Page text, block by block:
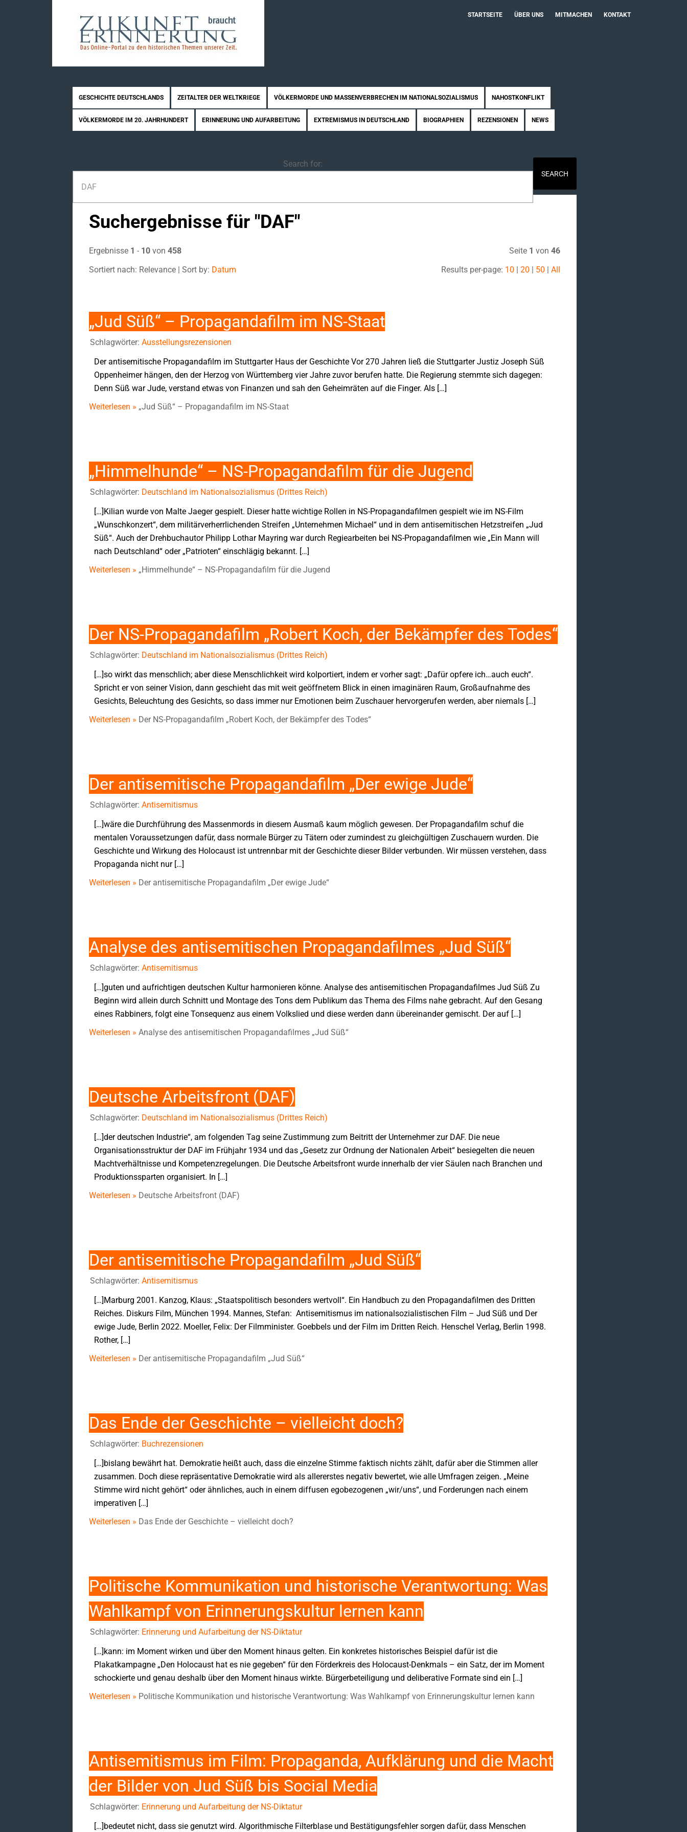
STARTSEITE ÜBER UNS MITMACHEN KONTAKT
GESCHICHTE DEUTSCHLANDS ZEITALTER DER WELTKRIEGE VÖLKERMORDE UND MASSENVERBRECHEN IM NATIONALSOZIALISMUS NAHOSTKONFLIKT
VÖLKERMORDE IM 20. JAHRHUNDERT ERINNERUNG UND AUFARBEITUNG EXTREMISMUS IN DEUTSCHLAND BIOGRAPHIEN REZENSIONEN NEWS
Search for:
Suchergebnisse für "DAF"
Ergebnisse 1 - 10 von 458 Seite 1 von 46
Sortiert nach: Relevance | Sort by: Datum Results per-page: 10 | 20 | 50 | All
„Jud Süß“ – Propagandafilm im NS-Staat
Schlagwörter: Ausstellungsrezensionen
Der antisemitische Propagandafilm im Stuttgarter Haus der Geschichte Vor 270 Jahren ließ die Stuttgarter Justiz Joseph Süß
Oppenheimer hängen, den der Herzog von Württemberg vier Jahre zuvor berufen hatte. Die Regierung stemmte sich dagegen:
Denn Süß war Jude, verstand etwas von Finanzen und sah den Geheimräten auf die Finger. Als […]
Weiterlesen » „Jud Süß“ – Propagandafilm im NS-Staat
„Himmelhunde“ – NS-Propagandafilm für die Jugend
Schlagwörter: Deutschland im Nationalsozialismus (Drittes Reich)
[…]Kilian wurde von Malte Jaeger gespielt. Dieser hatte wichtige Rollen in NS-Propagandafilmen gespielt wie im NS-Film
„Wunschkonzert“, dem militärverherrlichenden Streifen „Unternehmen Michael“ und in dem antisemitischen Hetzstreifen „Jud
Süß“. Auch der Drehbuchautor Philipp Lothar Mayring war durch Regiearbeiten bei NS-Propagandafilmen wie „Ein Mann will
nach Deutschland“ oder „Patrioten“ einschlägig bekannt. […]
Weiterlesen » „Himmelhunde“ – NS-Propagandafilm für die Jugend
Der NS-Propagandafilm „Robert Koch, der Bekämpfer des Todes“
Schlagwörter: Deutschland im Nationalsozialismus (Drittes Reich)
[…]so wirkt das menschlich; aber diese Menschlichkeit wird kolportiert, indem er vorher sagt: „Dafür opfere ich…auch euch“.
Spricht er von seiner Vision, dann geschieht das mit weit geöffnetem Blick in einen imaginären Raum, Großaufnahme des
Gesichts, Beleuchtung des Gesichts, so dass immer nur Emotionen beim Zuschauer hervorgerufen werden, aber niemals […]
Weiterlesen » Der NS-Propagandafilm „Robert Koch, der Bekämpfer des Todes“
Der antisemitische Propagandafilm „Der ewige Jude“
Schlagwörter: Antisemitismus
[…]wäre die Durchführung des Massenmords in diesem Ausmaß kaum möglich gewesen. Der Propagandafilm schuf die
mentalen Voraussetzungen dafür, dass normale Bürger zu Tätern oder zumindest zu gleichgültigen Zuschauern wurden. Die
Geschichte und Wirkung des Holocaust ist untrennbar mit der Geschichte dieser Bilder verbunden. Wir müssen verstehen, dass
Propaganda nicht nur […]
Weiterlesen » Der antisemitische Propagandafilm „Der ewige Jude“
Analyse des antisemitischen Propagandafilmes „Jud Süß“
Schlagwörter: Antisemitismus
[…]guten und aufrichtigen deutschen Kultur harmonieren könne. Analyse des antisemitischen Propagandafilmes Jud Süß Zu
Beginn wird allein durch Schnitt und Montage des Tons dem Publikum das Thema des Films nahe gebracht. Auf den Gesang
eines Rabbiners, folgt eine Tonsequenz aus einem Volkslied und diese werden dann übereinander gemischt. Der auf […]
Weiterlesen » Analyse des antisemitischen Propagandafilmes „Jud Süß“
Deutsche Arbeitsfront (DAF)
Schlagwörter: Deutschland im Nationalsozialismus (Drittes Reich)
[…]der deutschen Industrie“, am folgenden Tag seine Zustimmung zum Beitritt der Unternehmer zur DAF. Die neue
Organisationsstruktur der DAF im Frühjahr 1934 und das „Gesetz zur Ordnung der Nationalen Arbeit“ besiegelten die neuen
Machtverhältnisse und Kompetenzregelungen. Die Deutsche Arbeitsfront wurde innerhalb der vier Säulen nach Branchen und
Produktionssparten organisiert. In […]
Weiterlesen » Deutsche Arbeitsfront (DAF)
Der antisemitische Propagandafilm „Jud Süß“
Schlagwörter: Antisemitismus
[…]Marburg 2001. Kanzog, Klaus: „Staatspolitisch besonders wertvoll“. Ein Handbuch zu den Propagandafilmen des Dritten
Reiches. Diskurs Film, München 1994. Mannes, Stefan: Antisemitismus im nationalsozialistischen Film – Jud Süß und Der
ewige Jude, Berlin 2022. Moeller, Felix: Der Filmminister. Goebbels und der Film im Dritten Reich. Henschel Verlag, Berlin 1998.
Rother, […]
Weiterlesen » Der antisemitische Propagandafilm „Jud Süß“
Das Ende der Geschichte – vielleicht doch?
Schlagwörter: Buchrezensionen
[…]bislang bewährt hat. Demokratie heißt auch, dass die einzelne Stimme faktisch nichts zählt, dafür aber die Stimmen aller
zusammen. Doch diese repräsentative Demokratie wird als allererstes negativ bewertet, wie alle Umfragen zeigen. „Meine
Stimme wird nicht gehört“ oder ähnliches, auch in einem diffusen egobezogenen „wir/uns“, und Forderungen nach einem
imperativen […]
Weiterlesen » Das Ende der Geschichte – vielleicht doch?
Politische Kommunikation und historische Verantwortung: Was
Wahlkampf von Erinnerungskultur lernen kann
Schlagwörter: Erinnerung und Aufarbeitung der NS-Diktatur
[…]kann: im Moment wirken und über den Moment hinaus gelten. Ein konkretes historisches Beispiel dafür ist die
Plakatkampagne „Den Holocaust hat es nie gegeben“ für den Förderkreis des Holocaust-Denkmals – ein Satz, der im Moment
schockierte und genau deshalb über den Moment hinaus wirkte. Bürgerbeteiligung und deliberative Formate sind ein […]
Weiterlesen » Politische Kommunikation und historische Verantwortung: Was Wahlkampf von Erinnerungskultur lernen kann
Antisemitismus im Film: Propaganda, Aufklärung und die Macht
der Bilder von Jud Süß bis Social Media
Schlagwörter: Erinnerung und Aufarbeitung der NS-Diktatur
[…]bedeutet nicht, dass sie genutzt wird. Algorithmische Filterblase und Bestätigungsfehler sorgen dafür, dass Menschen